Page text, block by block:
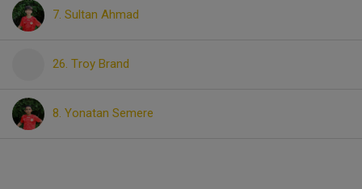
7. Sultan Ahmad
26. Troy Brand
8. Yonatan Semere